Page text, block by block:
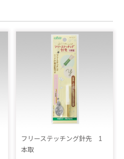
フリーステッチング針先 1
本取